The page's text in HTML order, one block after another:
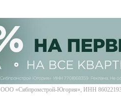
ООО «Сибпромстрой-Югория», ИНН